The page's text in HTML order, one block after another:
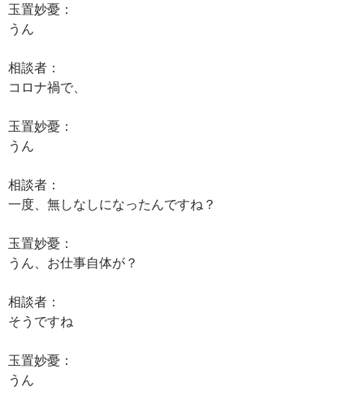
玉置妙憂：
うん
相談者：
コロナ禍で、
玉置妙憂：
うん
相談者：
一度、無しなしになったんですね？
玉置妙憂：
うん、お仕事自体が？
相談者：
そうですね
玉置妙憂：
うん